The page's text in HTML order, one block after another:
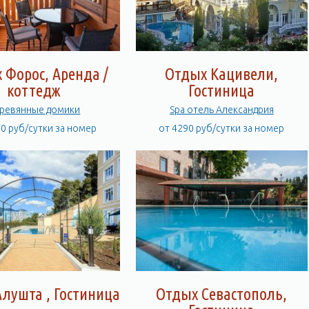
Форос, Аренда /
коттедж
домики
руб/сутки за номер
Отдых Кацивели,
Гостиница
Spa отель Александрия
от 4290 руб/сутки за номер
, Гостиница
Отдых Севастополь,